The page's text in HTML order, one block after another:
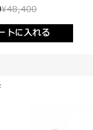
¥48,400
トに入れる